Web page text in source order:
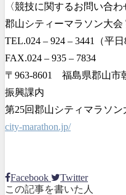
〈競技に関するお問い合わ
郡山シティーマラソン大会
TEL.024 ‒ 924 ‒ 3441（平日
FAX.024 ‒ 935 ‒ 7834
〒963-8601 福島県郡山
振興課内
第25回郡山シティマラソ
city-marathon.jp/
Facebook
Twitter
この記事を書いた人